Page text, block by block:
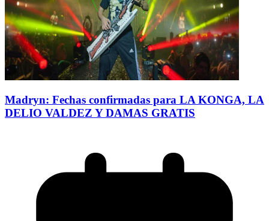
Madryn: Fechas confirmadas para LA KONGA, LA
DELIO VALDEZ Y DAMAS GRATIS